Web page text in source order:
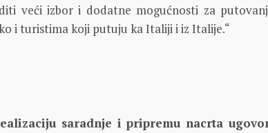
veći izbor i dodatne mogućnosti za
i turistima koji putuju ka Italiji i iz Italije.“
saradnje i pripremu nacrta